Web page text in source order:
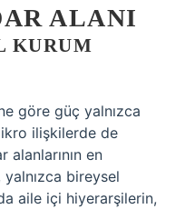
ALANI
KURUM
göre güç yalnızca
ilişkilerde de
en
bireysel
aile içi hiyerarşilerin,